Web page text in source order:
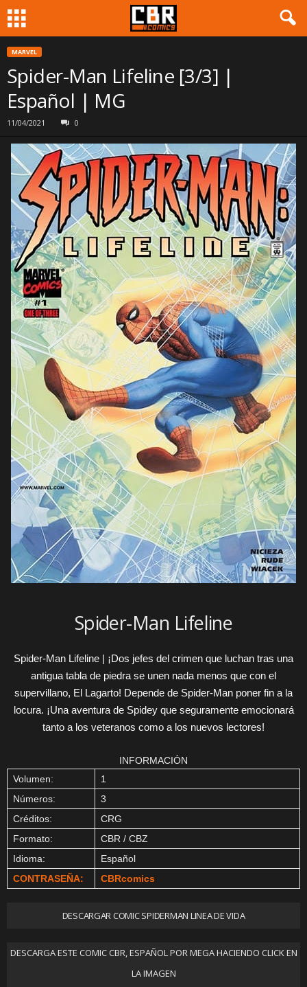
MARVEL
Spider-Man Lifeline [3/3] |
Español | MG
11/04/2021 0
Spider-Man Lifeline
Spider-Man Lifeline | ¡Dos jefes del crimen que luchan tras una
antigua tabla de piedra se unen nada menos que con el
supervillano, El Lagarto! Depende de Spider-Man poner fin a la
locura. ¡Una aventura de Spidey que seguramente emocionará
tanto a los veteranos como a los nuevos lectores!
INFORMACIÓN
Volumen:
1
Números:
3
Créditos:
CRG
Formato:
CBR / CBZ
Idioma:
Español
CONTRASEÑA:
CBRcomics
DESCARGAR COMIC SPIDERMAN LINEA DE VIDA
DESCARGA ESTE COMIC CBR, ESPAÑOL POR MEGA HACIENDO CLICK EN
LA IMAGEN